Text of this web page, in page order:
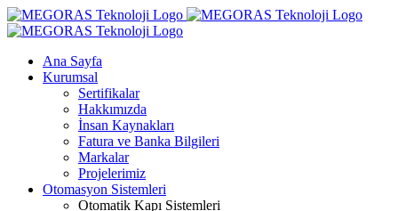
Skip
to
Ana Sayfa
Kurumsal
Sertifikalar
Hakkımızda
İnsan Kaynakları
Fatura ve Banka Bilgileri
Markalar
Projelerimiz
Otomasyon Sistemleri
Otomatik Kapı Sistemleri